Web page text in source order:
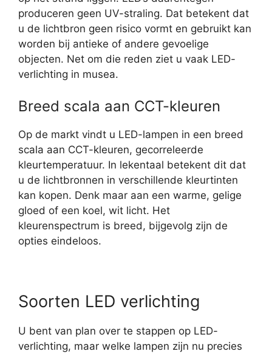
produceren geen UV-straling. Dat betekent dat
u de lichtbron geen risico vormt en gebruikt kan
worden bij antieke of andere gevoelige
objecten. Net om die reden ziet u vaak LED-
verlichting in musea.
Breed scala aan CCT-kleuren
Op de markt vindt u LED-lampen in een breed
scala aan CCT-kleuren, gecorreleerde
kleurtemperatuur. In lekentaal betekent dit dat
u de lichtbronnen in verschillende kleurtinten
kan kopen. Denk maar aan een warme, gelige
gloed of een koel, wit licht. Het
kleurenspectrum is breed, bijgevolg zijn de
opties eindeloos.
Soorten LED verlichting
U bent van plan over te stappen op LED-
verlichting, maar welke lampen zijn nu precies